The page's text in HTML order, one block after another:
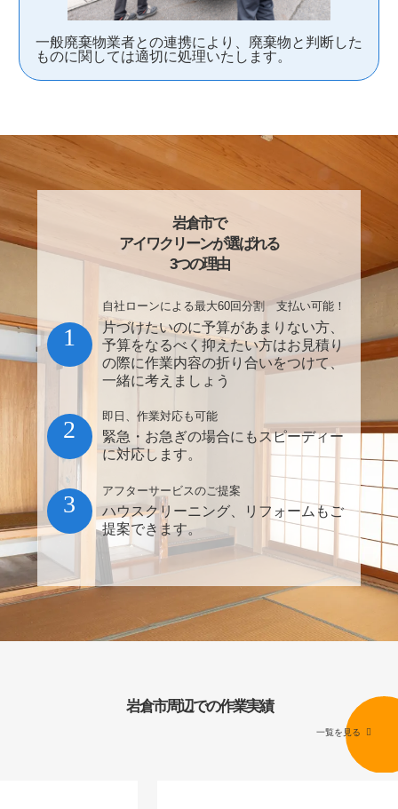
一般廃棄物業者との連携により、廃棄物と判断した
ものに関しては適切に処理いたします。
岩倉市で
アイワクリーンが選ばれる
3つの理由
自社ローンによる最大60回分割 支払い可能！
片づけたいのに予算があまりない方、
予算をなるべく抑えたい方はお見積り
の際に作業内容の折り合いをつけて、
一緒に考えましょう
1
即日、作業対応も可能
緊急・お急ぎの場合にもスピーディー
に対応します。
2
アフターサービスのご提案
ハウスクリーニング、リフォームもご
提案できます。
3
岩倉市周辺での作業実績
一覧を見る